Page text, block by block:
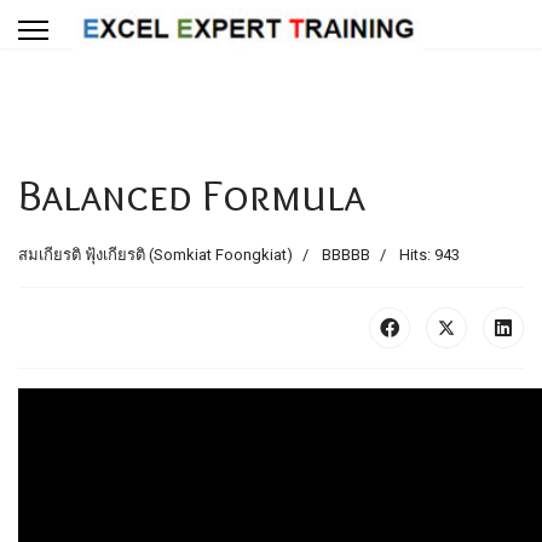
Balanced Formula
สมเกียรติ ฟุ้งเกียรติ (Somkiat Foongkiat) BBBBB Hits: 943